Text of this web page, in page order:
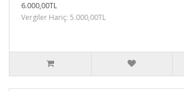
6.000,00TL
Vergiler Hariç: 5.000,00TL